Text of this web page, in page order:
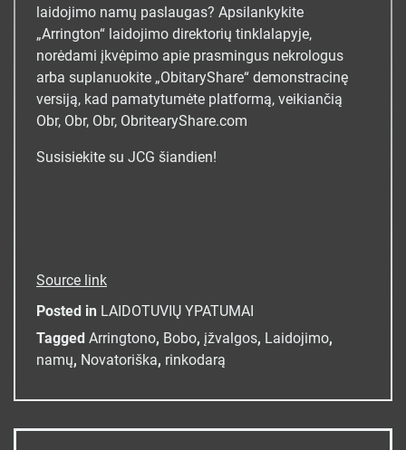
laidojimo namų paslaugas? Apsilankykite
„Arrington“ laidojimo direktorių tinklalapyje,
norėdami įkvėpimo apie prasmingus nekrologus
arba suplanuokite „ObitaryShare“ demonstracinę
versiją, kad pamatytumėte platformą, veikiančią
Obr, Obr, Obr, ObritearyShare.com
Susisiekite su JCG šiandien!
Source link
Posted in LAIDOTUVIŲ YPATUMAI
Tagged Arringtono, Bobo, įžvalgos, Laidojimo,
namų, Novatoriška, rinkodarą